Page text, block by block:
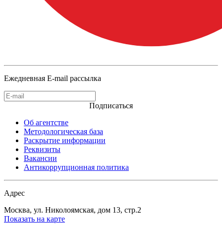
Ежедневная E-mail рассылка
Подписаться
Об агентстве
Методологическая база
Раскрытие информации
Реквизиты
Вакансии
Антикоррупционная политика
Адрес
Москва, ул. Николоямская, дом 13, стр.2
Показать на карте